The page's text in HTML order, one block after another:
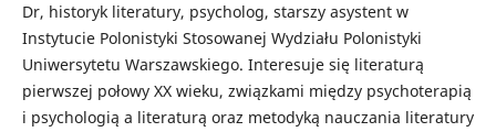
Dr, historyk literatury, psycholog, starszy asystent w
Instytucie Polonistyki Stosowanej Wydziału Polonistyki
Uniwersytetu Warszawskiego. Interesuje się literaturą
pierwszej połowy XX wieku, związkami między psychoterapią
i psychologią a literaturą oraz metodyką nauczania literatury